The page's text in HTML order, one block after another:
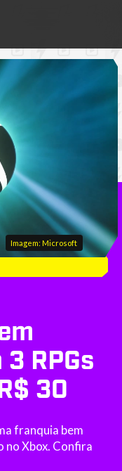
Imagem: Microsoft
RPGs
30
franquia bem
no Xbox. Confira